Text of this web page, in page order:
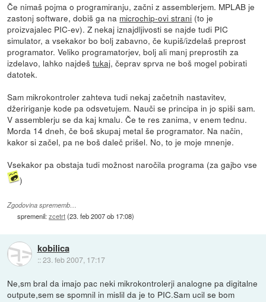
Če nimaš pojma o programiranju, začni z assemblerjem. MPLAB je
zastonj software, dobiš ga na microchip-ovi strani (to je
proizvajalec PIC-ev). Z nekaj iznajdljivosti se najde tudi PIC
simulator, a vsekakor bo bolj zabavno, če kupiš/izdelaš preprost
programator. Veliko programatorjev, bolj ali manj preprostih za
izdelavo, lahko najdeštukaj, čeprav sprva ne boš mogel pobirati
datotek.
Sam mikrokontroler zahteva tudi nekaj začetnih nastavitev,
džeririganje kode pa odsvetujem. Nauči se principa in jo spiši sam.
V assemblerju se da kaj kmalu. Če te res zanima, v enem tednu.
Morda 14 dneh, če boš skupaj metal še programator. Na način,
kakor si začel, pa ne boš daleč prišel. No, to je moje mnenje.
Vsekakor pa obstaja tudi možnost naročila programa (za gajbo vse
)
Zgodovina sprememb…
spremenil:zcetrt(23. feb 2007 ob 17:08)
kobilica
::23. feb 2007, 17:17
Ne,sm bral da imajo pac neki mikrokontrolerji analogne pa digitalne
outpute,sem se spomnil in mislil da je to PIC.Sam ucil se bom